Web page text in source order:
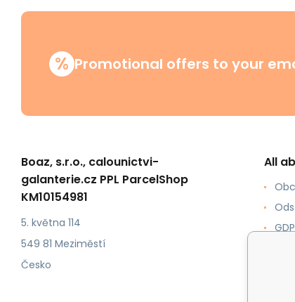
% Promotional offers to your
Boaz, s.r.o., calounictvi-
galanterie.cz PPL ParcelShop
KM10154981
5. května 114
549 81 Meziměstí
Česko
All